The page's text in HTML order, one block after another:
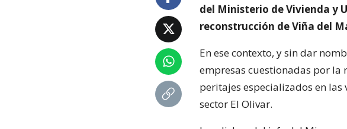
del Ministerio de Vivienda y
reconstrucción de Viña del
En ese contexto, y sin dar
empresas cuestionadas por la
peritajes especializados en las
sector El Olivar.